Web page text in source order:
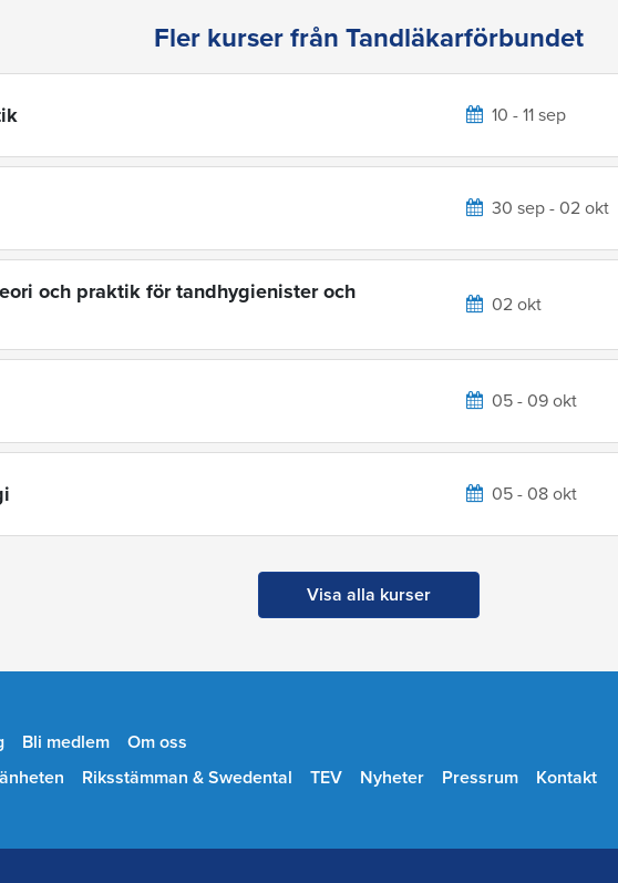
Fler kurser från Tandläkarförbundet
10 - 11 sep
30 sep - 02 okt
och praktik för tandhygienister och
02 okt
05 - 09 okt
05 - 08 okt
Visa alla kurser
Bli medlem
Om oss
Riksstämman & Swedental TEV Nyheter Pressrum Kontakt